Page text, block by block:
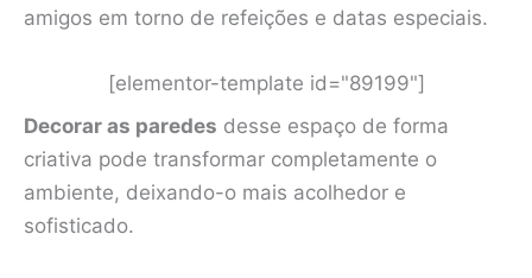
amigos em torno de refeições e datas especiais.
[elementor-template id="89199"]
Decorar as paredes desse espaço de forma
criativa pode transformar completamente o
ambiente, deixando-o mais acolhedor e
sofisticado.